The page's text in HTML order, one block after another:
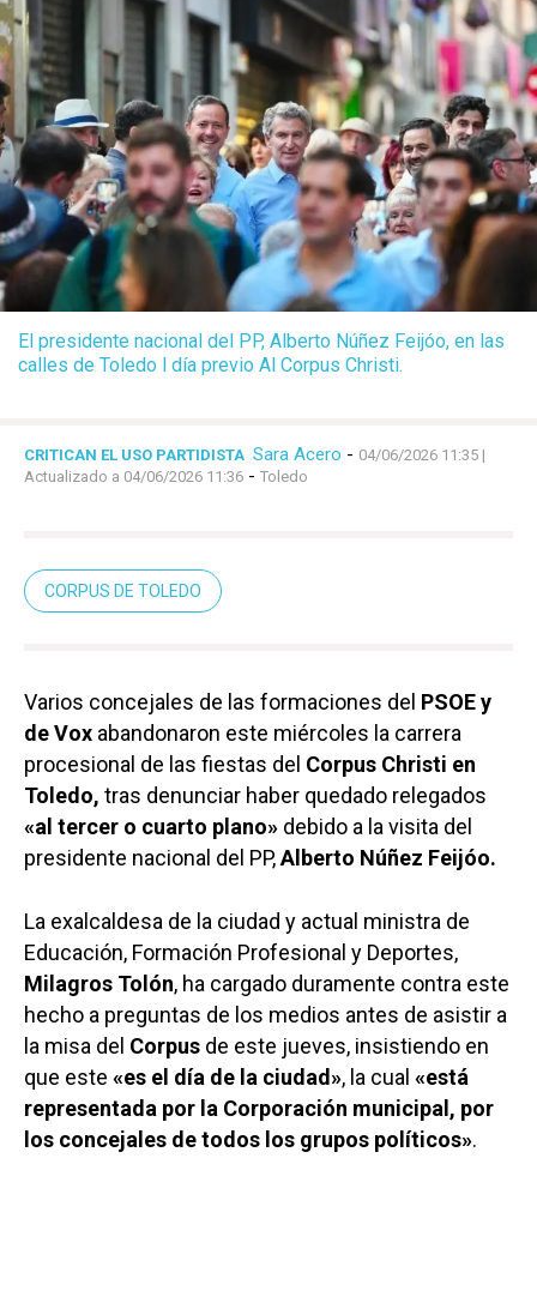
El presidente nacional del PP, Alberto Núñez Feijóo, en las
calles de Toledo l día previo Al Corpus Christi.
CRITICAN EL USO PARTIDISTA Sara Acero - 04/06/2026 11:35 |
Actualizado a 04/06/2026 11:36 - Toledo
CORPUS DE TOLEDO
Varios concejales de las formaciones del PSOE y
de Vox abandonaron este miércoles la carrera
procesional de las fiestas del Corpus Christi en
Toledo, tras denunciar haber quedado relegados
«al tercer o cuarto plano» debido a la visita del
presidente nacional del PP,Alberto Núñez Feijóo.
La exalcaldesa de la ciudad y actual ministra de
Educación, Formación Profesional y Deportes,
Milagros Tolón, ha cargado duramente contra este
hecho a preguntas de los medios antes de asistir a
la misa del Corpus de este jueves, insistiendo en
que este «es el día de la ciudad», la cual «está
representada por la Corporación municipal, por
los concejales de todos los grupos políticos».